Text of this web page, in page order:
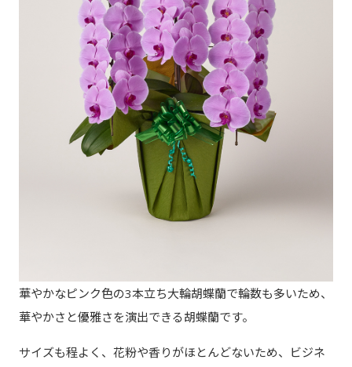
華やかなピンク色の3本立ち大輪胡蝶蘭で輪数も多いため、
華やかさと優雅さを演出できる胡蝶蘭です。
サイズも程よく、花粉や香りがほとんどないため、ビジネ